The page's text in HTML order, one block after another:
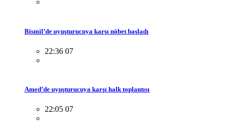
Bismil’de uyuşturucuya karşı nöbet başladı
22:36 07
Amed’de uyuşturucuya karşı halk toplantısı
22:05 07